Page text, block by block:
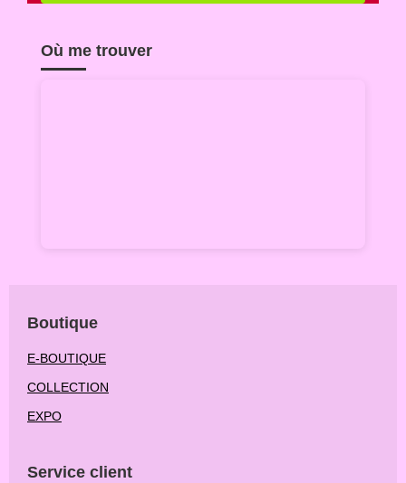
Où me trouver
Boutique
E-BOUTIQUE
COLLECTION
EXPO
Service client